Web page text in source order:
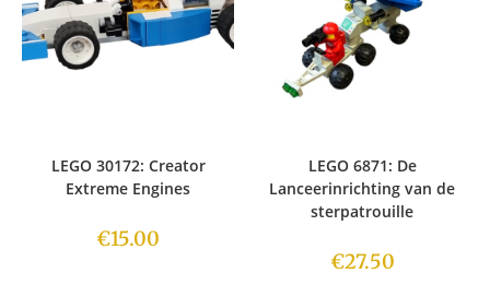
LEGO 30172: Creator
Extreme Engines
€15.00
LEGO 6871: De
Lanceerinrichting van de
sterpatrouille
€27.50